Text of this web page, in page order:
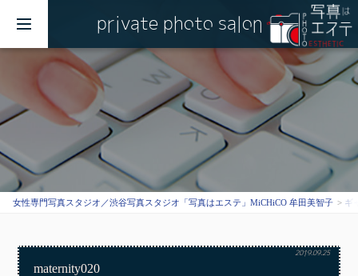
private photo salon
女性専門写真スタジオ／渋谷写真スタジオ「写真はエステ」MiCHiCO 牟田美智子 ギ
2019.09.25
maternity020